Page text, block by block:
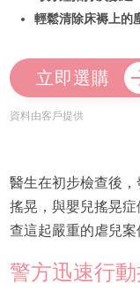
輕鬆清除床褥上的
立即選購
資料由客戶提供
醫生在初步檢查後
搖晃，與嬰兒搖晃
查這起嚴重的虐兒案
警方迅速行